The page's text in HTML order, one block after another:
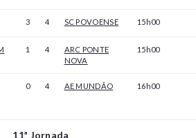
3 4 SC POVOENSE 15h00
1 4
ARC PONTE
NOVA
15h00
0 4 AE MUNDÃO 16h00
11ª Jornada